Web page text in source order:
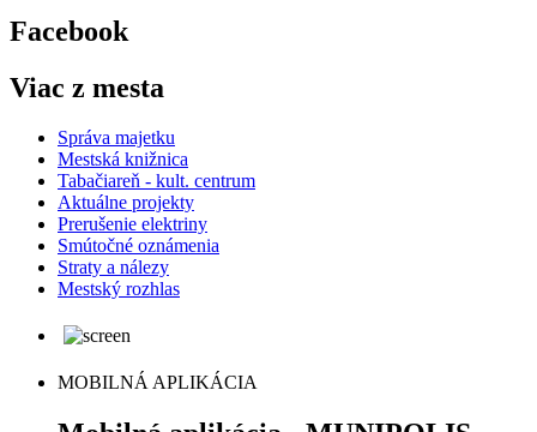
Facebook
Viac z mesta
Správa majetku
Mestská knižnica
Tabačiareň - kult. centrum
Aktuálne projekty
Prerušenie elektriny
Smútočné oznámenia
Straty a nálezy
Mestský rozhlas
MOBILNÁ APLIKÁCIA